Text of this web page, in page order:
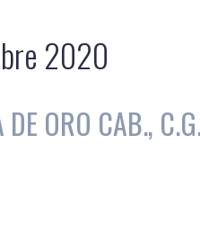
2020
DE ORO CAB.,